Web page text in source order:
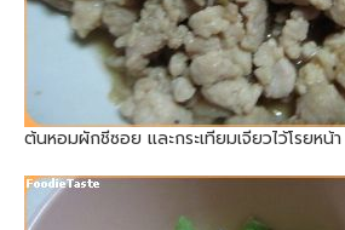
ต้นหอมผักชีซอย และกระเทียมเจียวไว้โรยหน้า